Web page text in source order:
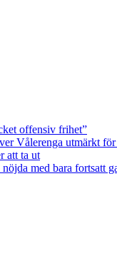
offensiv frihet”
Vålerenga utmärkt
att ta ut
med bara fortsatt